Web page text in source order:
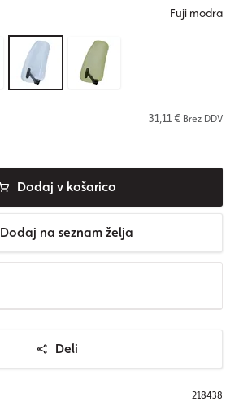
Fuji modra
31,11 € Brez DDV
Dodaj v košarico
Dodaj na seznam želja
Deli
218438